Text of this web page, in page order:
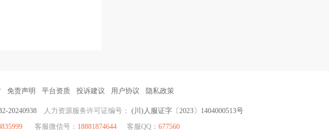
免责声明 平台资质 投诉建议 用户协议 隐私政策
20240938 人力资源服务许可证编号： (川)人服证字〔2023〕1404000513号
客服微信号： 18881874644 客服QQ： 677560